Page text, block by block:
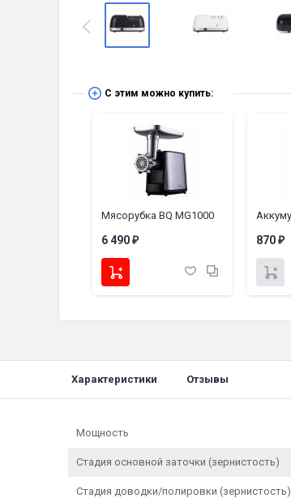
С этим можно купить:
Мясорубка BQ MG1000
6 490 ₽ 870 ₽
Характеристики Отзывы
Мощность
Cтадия основной заточки (зернистость)
Стадия доводки/полировки (зернистость)